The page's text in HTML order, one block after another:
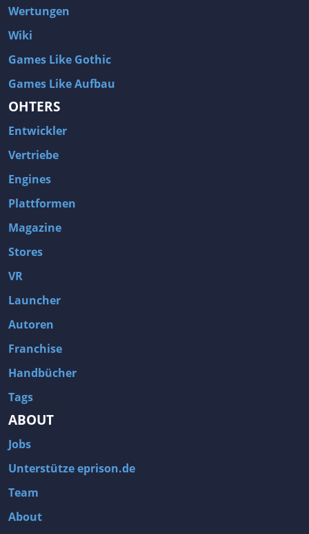
Wertungen
Wiki
Games Like Gothic
Games Like Aufbau
OHTERS
Entwickler
Vertriebe
Engines
Plattformen
Magazine
Stores
VR
Launcher
Autoren
Franchise
Handbücher
Tags
ABOUT
Jobs
Unterstütze eprison.de
Team
About